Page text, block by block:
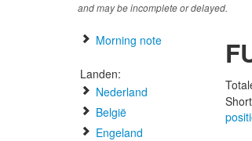
and may be incomplete or delayed.
Morning note
Landen:
Nederland
België
Engeland